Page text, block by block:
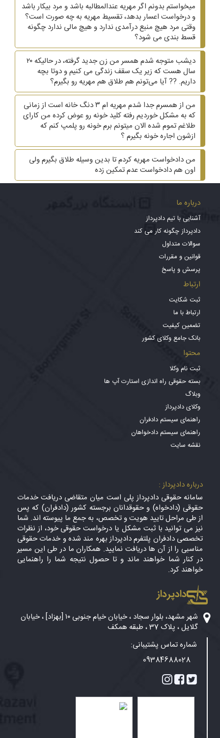
میخواستم بدونم اگر مهریه عندالمطالبه باشد و مرد بیکار باشد
و درخواست اعسار بدهد، تقسیط مهریه به چه صورت است؟
وقتی مرد هیچ منبع درآمدی ندارد و هیچ مالی ندارد چگونه
قسط بندی می شود؟
دیشب متوجه شدم همسر من زن جدید گرفته، در حالیکه ۲۰
سال هست که زیر یک سقف زندگی می کنیم و دوتا بچه
داریم. ?? آیا می‌تونم هم طلاق هم مهریه رو بگیرم؟
من از همسرم جدا شدم مهریه ام ۳ دنگ خانه است از زمانی
که به مشکل خوردیم رفته کلید خونه رو عوض کرده من کارای
طلاغم تموم شده الان میتونم برم خونه رو پلمپ کنم که
ازشون اجاره خونه بگیرم ؟
من دادخواست مهریه کردم تا بدین وسیله طلاق بگیرم ولی
اون هم دادخواست عدم تمکین زده
درباره ما
آشنایی با تیم دادپرداز
دادپرداز چگونه کار می کند
سوالات متداول
قوانین و مقررات
پرسش و پاسخ
ارتباط
ثبت شکایت
ارتباط با ما
تضمین کیفیت
بانک جامع وکلای کشور
محتوا
ثبت نام وکلا
بسته حقوقی راه اندازی استارت آپ ها
وبلاگ
وکلای دادپرداز
راهنمای سیستم دادفران
راهنمای سیستم دادخواهان
نقشه سایت
درباره دادپرداز :
سامانه حقوقی دادپرداز پلی است میان متقاضی دریافت خدمات
حقوقی (دادخواه) و حقوقدانان برجسته کشور (دادفران) که پس
از طی مراحل تایید هویت و تخصص، به جمع ما پیوسته اند. شما
نیز می توانید با ثبت مشکل یا درخواست حقوقی خود، از نظرات
تخصصی دادفران پلتفرم دادپرداز بهره مند شده و خدمات حقوقی
مناسبی را از آن ها دریافت نمایید. همکاران ما در طی این مسیر
در کنار شما خواهند ماند و تا حصول نتیجه شما را راهنمایی
خواهند کرد.
دادپرداز
شهر مشهد، بلوار سجاد ، خیابان خیام جنوبی ۱۰ [بهزاد] ، خیابان
گلایل ، پلاک 37 ، طبقه همکف
شماره تماس پشتیبانی:
09384688028